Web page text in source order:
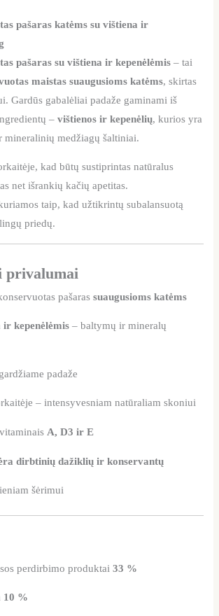
pašaras katėms su vištiena ir
pašaras su vištiena ir kepenėlėmis – tai
maistas suaugusioms katėms, skirtas
Gardūs gabalėliai padaže gaminami iš
–vištienos ir kepenėlių, kurios yra
medžiagų šaltiniai.
kad būtų sustiprintas natūralus
net išrankių kačių apetitas.
taip, kad užtikrintų subalansuotą
priedų.
privalumai
pašarassuaugusioms katėms
ir kepenėlėmis – baltymų ir mineralų
padaže
– intensyvesniam natūraliam skoniui
A, D3 ir E
dirbtinių dažiklių ir konservantų
šėrimui
perdirbimo produktai33 %
10 %